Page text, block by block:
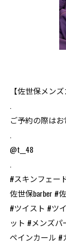
【佐世保メンズ
.
ご予約の際はお
.
@t__48
.
#スキンフェー
佐世保barber #
#ツイスト #ツ
ット #メンズ
ペインカール #